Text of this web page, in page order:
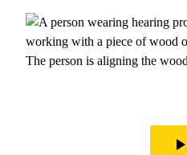
play_arrow